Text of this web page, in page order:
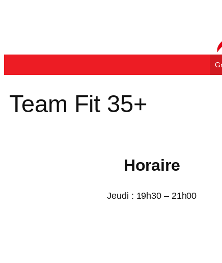
Team Fit 35+
Horaire
Jeudi : 19h30 – 21h00